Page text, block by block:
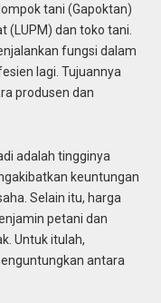
tani (Gapoktan)
(LUPM) dan toko tani.
fungsi dalam
lagi. Tujuannya
produsen dan
adalah tingginya
keuntungan
Selain itu, harga
petani dan
Untuk itulah,
antara